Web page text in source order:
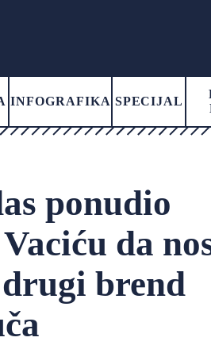
INFOGRAFIKA SPECIJAL
ponudio
da
brend